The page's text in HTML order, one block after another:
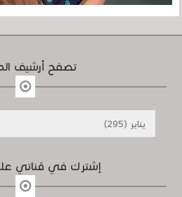
تصفح أرشيف
إشترك في قناتي